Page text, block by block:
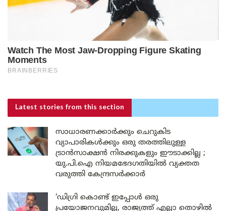
Latest stories from this section
സാധാരണക്കാർക്കും ചെറുകിട
വ്യാപാരികൾക്കും ഒരു തരത്തിലുള്ള
ട്രാൻസാക്ഷൻ നിരക്കുകളും ഈടാക്കില്ല ;
യു.പി.ഐ നിയമഭേദഗതിയിൽ വ്യക്തത
വരുത്തി കേന്ദ്രസർക്കാർ
‘ഡിഗ്രി കൊണ്ട് ഇപ്പോൾ ഒരു
പ്രയോജനവുമില്ല, രാജ്യത്ത് എല്ലാ തൊഴിൽ